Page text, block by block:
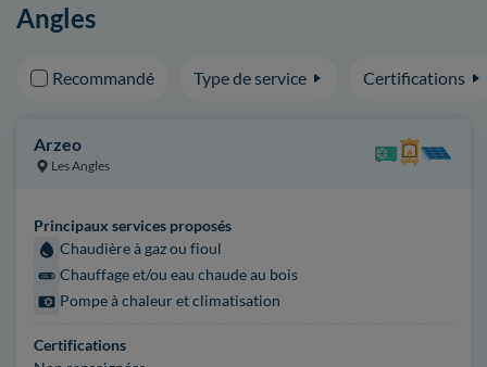
Angles
Recommandé Type de service Certifications
Arzeo
Les Angles
Principaux services proposés
Chaudière à gaz ou fioul
Chauffage et/ou eau chaude au bois
Pompe à chaleur et climatisation
Certifications